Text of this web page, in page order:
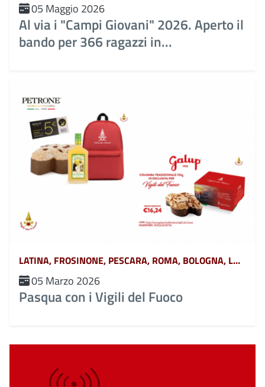
05 Maggio 2026
Al via i "Campi Giovani" 2026. Aperto il
bando per 366 ragazzi in...
LATINA, FROSINONE, PESCARA, ROMA, BOLOGNA, L&#039;AQUILA, CHIETI, TERAMO, POTENZA, MATERA, CATANZARO, COSENZA, CROTONE, REGGIO CALABRIA, VIBO VALENTIA, AVELLINO, BENEVENTO, CASERTA, NAPOLI, SALERNO, FERRARA, FORLÌ-CESENA, MODENA, PARMA, PIACENZA, RAVENNA, REGGIO EMILIA, RIMINI, GORIZIA, PORDENONE, TRIESTE, UDINE, RIETI, VITERBO, GENOVA, IMPERIA, LA SPEZIA, SAVONA, BERGAMO, BRESCIA, COMO, CREMONA, LECCO, LODI, MANTOVA, MILANO, MONZA, PAVIA, SONDRIO, VARESE, ANCONA, ASCOLI PICENO, FERMO, MACERATA, CAMPOBASSO, ISERNIA, ALESSANDRIA, ASTI, BIELLA, CUNEO, NOVARA, TORINO, VERCELLI, BARI, BRINDISI, FOGGIA, LECCE, TARANTO, CAGLIARI, NUORO, ORISTANO, SASSARI, AGRIGENTO, CALTANISSETTA, CATANIA, ENNA, MESSINA, PALERMO, RAGUSA, SIRACUSA, TRAPANI, AREZZO, FIRENZE, GROSSETO, LIVORNO, LUCCA, MASSA CARRARA, PISA, PISTOIA, PRATO, SIENA, PERUGIA, TERNI, BELLUNO, BOLZANO, PADOVA, ROVIGO, TRENTO, TREVISO, VENEZIA, VERONA, VICENZA, MASSA, MONZA-BRIANZA, VERBANO-CUSIO-OSSOLA, PESARO-URBINO, BARLETTA-ANDRIA-TRANI, CAMPANIA, ABRUZZO, BASILICATA, CALABRIA, EMILIA ROMAGNA, FRIULI VENEZIA GIULIA, LAZIO, LIGURIA, LOMBARDIA, MARCHE, MOLISE, PIEMONTE, PUGLIA, SARDEGNA, SICILIA, TOSCANA, UMBRIA, VENETO E TRENTINO ALTO ADIGE, AOSTA
05 Marzo 2026
Pasqua con i Vigili del Fuoco